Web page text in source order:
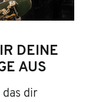
DEINE
AUS
das dir